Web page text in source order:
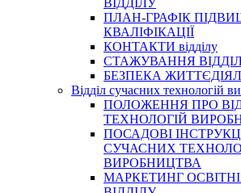
ВІДДІЛУ
ПЛАН-ГРАФІК
КВАЛІФІКАЦІЇ
КОНТАКТИ відділу
СТАЖУВАННЯ
БЕЗПЕКА
Відділ сучасних технологій
ПОЛОЖЕННЯ ПРО
ТЕХНОЛОГІЙ
ПОСАДОВІ
СУЧАСНИХ
ВИРОБНИЦТВА
МАРКЕТИНГ